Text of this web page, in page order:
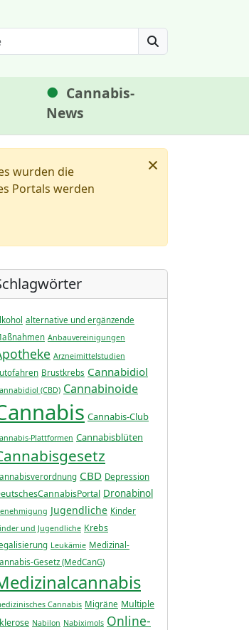
Search
Cannabis-
News
×
wurden die
Portals werden
alternative und ergänzende
Anbauvereinigungen
Arzneimittelstudien
Brustkrebs Cannabidiol
(CBD) Cannabinoide
Cannabis-Club
Plattformen Cannabisblüten
CBD Depression
Dronabinol
Jugendliche Kinder
und Jugendliche Krebs
Leukämie Medizinal-
Gesetz (MedCanG)
Cannabis Migräne Multiple
Nabilon Nabiximols Online-